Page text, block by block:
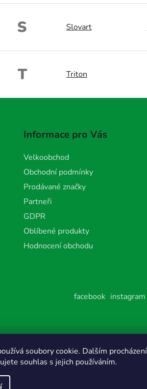
soubory cookie. Dalším
souhlas s jejich používáním.
S Slovart
T Triton
Informace pro Vás
Velkoobchod
Obchodní podmínky
Prodávané značky
Partneři
GDPR
Oblíbené produkty
Hodnocení obchodu
facebook instagram
vyhrazena.